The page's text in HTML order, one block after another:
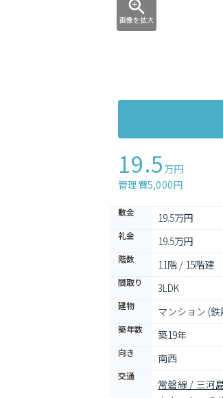
画像を拡大
19.5 万円
管理費5,000円
敷金 19.5万円
礼金 19.5万円
階数 11階 / 15階建
間取り 3LDK
建物 マンション (
築年数 築19年
向き 南西
交通
常磐線 / 三河